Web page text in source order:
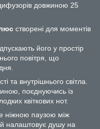
довжиною 25
створені для моментів
його у простір
повітря, що
та внутрішнього світла.
поєднуючись із
квіткових нот.
ніжною паузою між
налаштовує душу на